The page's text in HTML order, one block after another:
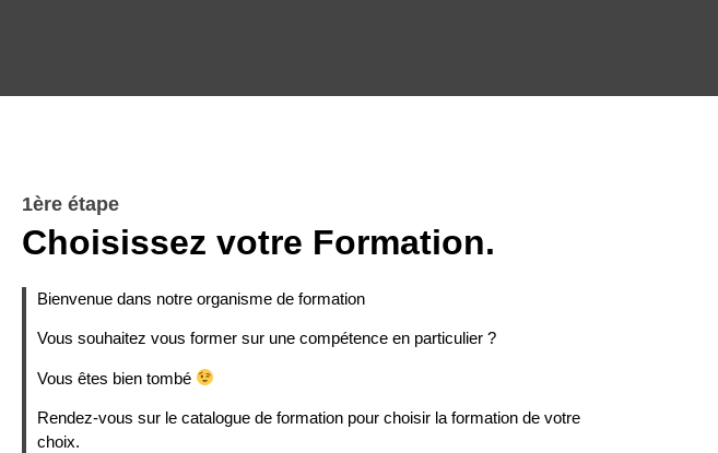
1ère étape
Choisissez votre Formation.
Bienvenue dans notre organisme de formation
Vous souhaitez vous former sur une compétence en particulier ?
Vous êtes bien tombé
Rendez-vous sur le catalogue de formation pour choisir la formation de votre
choix.